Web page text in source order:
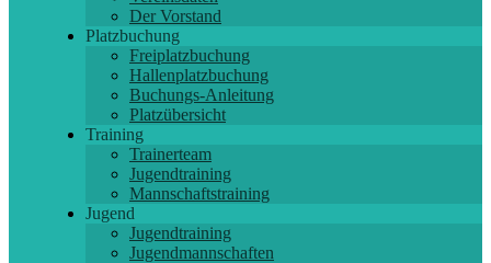
Der Vorstand
Platzbuchung
Freiplatzbuchung
Hallenplatzbuchung
Buchungs-Anleitung
Platzübersicht
Training
Trainerteam
Jugendtraining
Mannschaftstraining
Jugend
Jugendtraining
Jugendmannschaften